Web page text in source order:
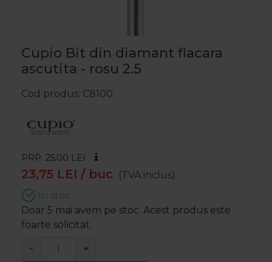
Cupio Bit din diamant flacara
ascutita - rosu 2.5
Cod produs C8100
PRP: 25,00 LEI
23,75 LEI / buc
(TVA inclus)
In stoc
Doar 5 mai avem pe stoc. Acest produs este
foarte solicitat.
− +